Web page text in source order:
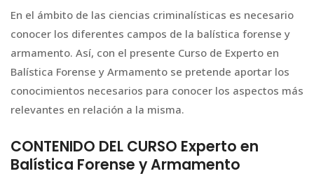
En el ámbito de las ciencias criminalísticas es necesario
conocer los diferentes campos de la balística forense y
armamento. Así, con el presente Curso de Experto en
Balística Forense y Armamento se pretende aportar los
conocimientos necesarios para conocer los aspectos más
relevantes en relación a la misma.
CONTENIDO DEL CURSO Experto en
Balística Forense y Armamento